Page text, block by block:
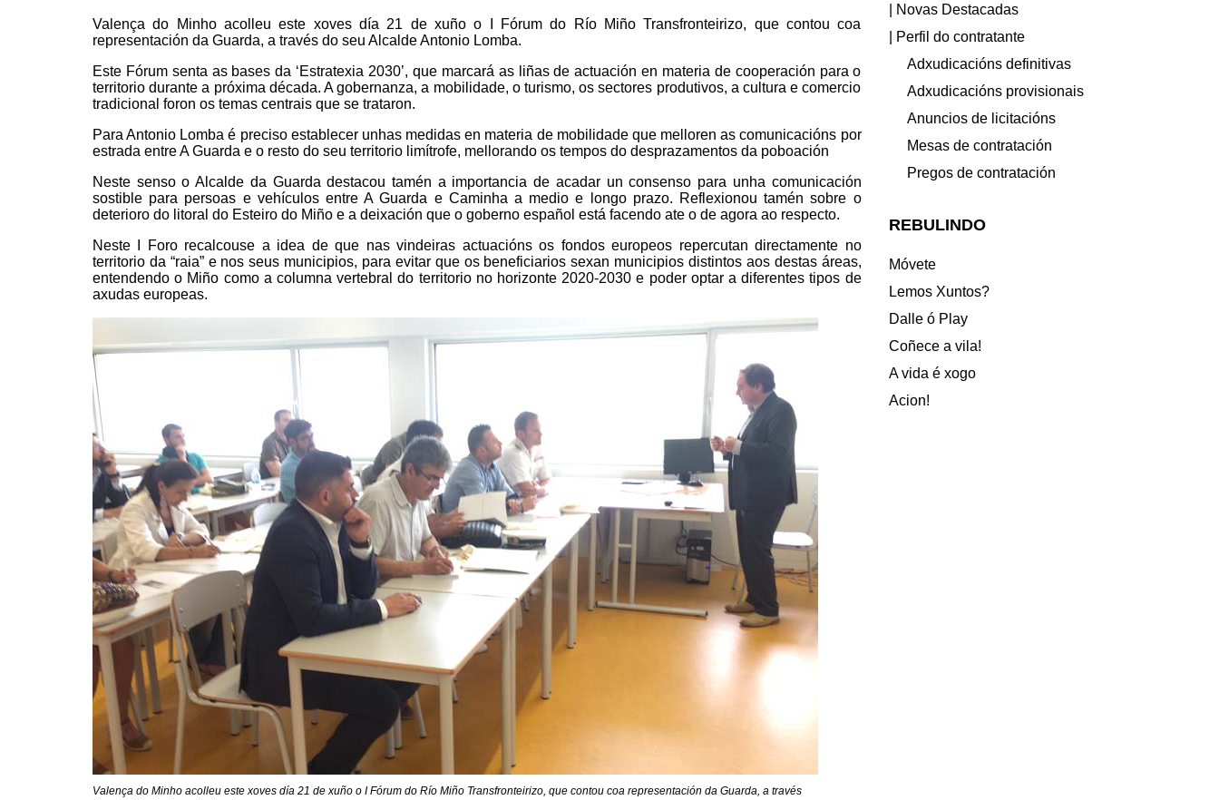
Valença do Minho acolleu este xoves día 21 de xuño o I Fórum do Río Miño Transfronteirizo, que contou coa
representación da Guarda, a través do seu Alcalde Antonio Lomba.
Este Fórum senta as bases da ‘Estratexia 2030’, que marcará as liñas de actuación en materia de cooperación para o
territorio durante a próxima década. A gobernanza, a mobilidade, o turismo, os sectores produtivos, a cultura e comercio
tradicional foron os temas centrais que se trataron.
Para Antonio Lomba é preciso establecer unhas medidas en materia de mobilidade que melloren as comunicacións por
estrada entre A Guarda e o resto do seu territorio limítrofe, mellorando os tempos do desprazamentos da poboación
Neste senso o Alcalde da Guarda destacou tamén a importancia de acadar un consenso para unha comunicación
sostible para persoas e vehículos entre A Guarda e Caminha a medio e longo prazo. Reflexionou tamén sobre o
deterioro do litoral do Esteiro do Miño e a deixación que o goberno español está facendo ate o de agora ao respecto.
Neste I Foro recalcouse a idea de que nas vindeiras actuacións os fondos europeos repercutan directamente no
territorio da “raia” e nos seus municipios, para evitar que os beneficiarios sexan municipios distintos aos destas áreas,
entendendo o Miño como a columna vertebral do territorio no horizonte 2020-2030 e poder optar a diferentes tipos de
axudas europeas.
Valença do Minho acolleu este xoves día 21 de xuño o I Fórum do Río Miño Transfronteirizo, que contou coa representación da Guarda, a través
| Novas Destacadas
| Perfil do contratante
Adxudicacións definitivas
Adxudicacións provisionais
Anuncios de licitacións
Mesas de contratación
Pregos de contratación
REBULINDO
Móvete
Lemos Xuntos?
Dalle ó Play
Coñece a vila!
A vida é xogo
Acion!